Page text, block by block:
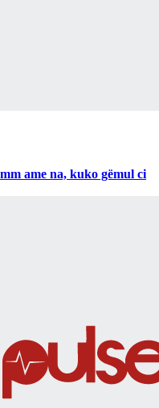
ame na, kuko gëmul ci